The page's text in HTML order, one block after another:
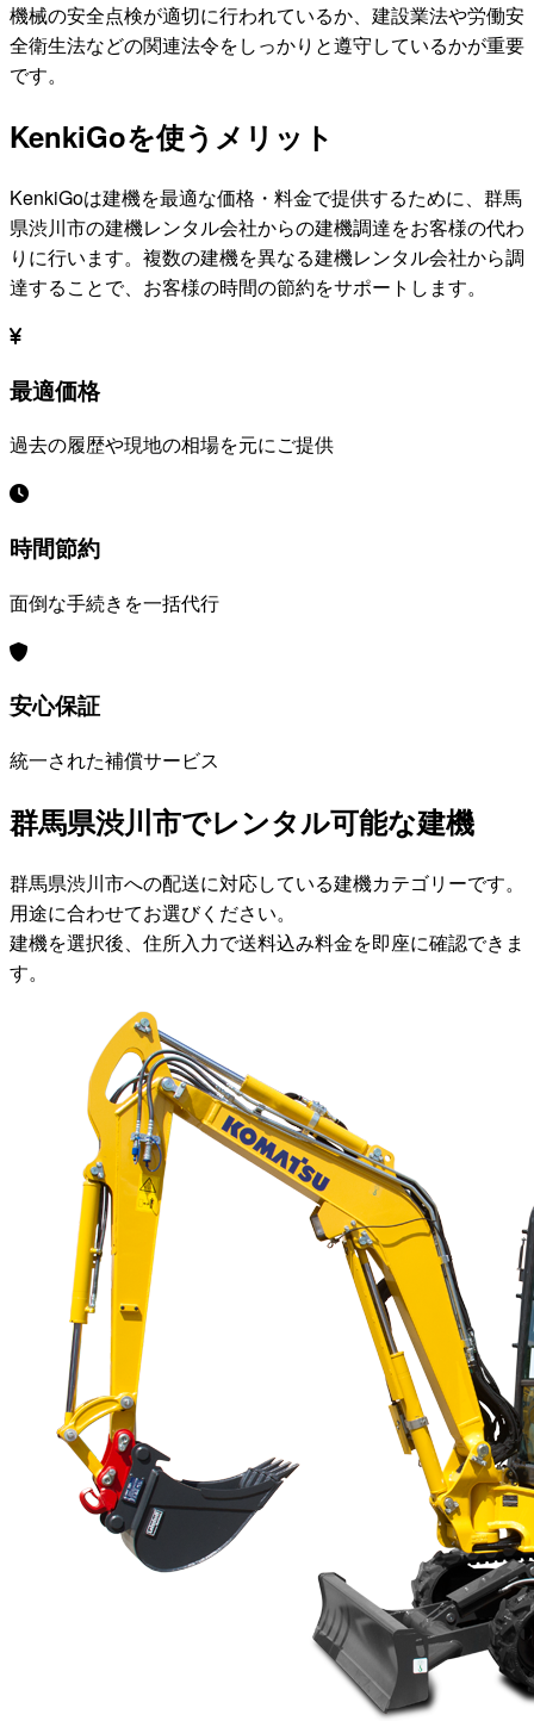
機械の安全点検が適切に行われているか、建設業法や労働安
全衛生法などの関連法令をしっかりと遵守しているかが重要
です。
KenkiGoを使うメリット
KenkiGoは建機を最適な価格・料金で提供するために、 群馬
県渋川市の建機レンタル会社からの建機調達をお客様の代わ
りに行います。複数の建機を異なる建機レンタル会社から調
達することで、お客様の時間の節約をサポートします。
最適価格
過去の履歴や現地の相場を元にご提供
時間節約
面倒な手続きを一括代行
安心保証
統一された補償サービス
群馬県渋川市でレンタル可能な建機
群馬県渋川市への配送に対応している建機カテゴリーです。
用途に合わせてお選びください。
建機を選択後、住所入力で送料込み料金を即座に確認できま
す。